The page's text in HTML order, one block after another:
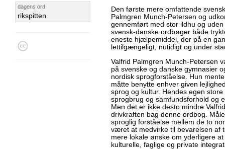
dagens ord
rikspitten
Den første mere omfattende
Palmgren Munch-Petersen og
gennemført med stor ildhu og
svensk-danske ordbøger både
eneste hjælpemiddel, der på en
lettilgængeligt, nutidigt og under
Valfrid Palmgren Munch-Petersen
på svenske og danske gymnasier
nordisk sprogforståelse. Hun
måtte benytte enhver given
sprog og kultur. Hendes egen
sprogbrug og samfundsforhold og
Men det er ikke desto mindre
drivkraften bag denne ordbog.
sproglig forståelse mellem de to
været at medvirke til bevarelsen af
mere lokale ønske om yderligere
kulturelle, faglige og private